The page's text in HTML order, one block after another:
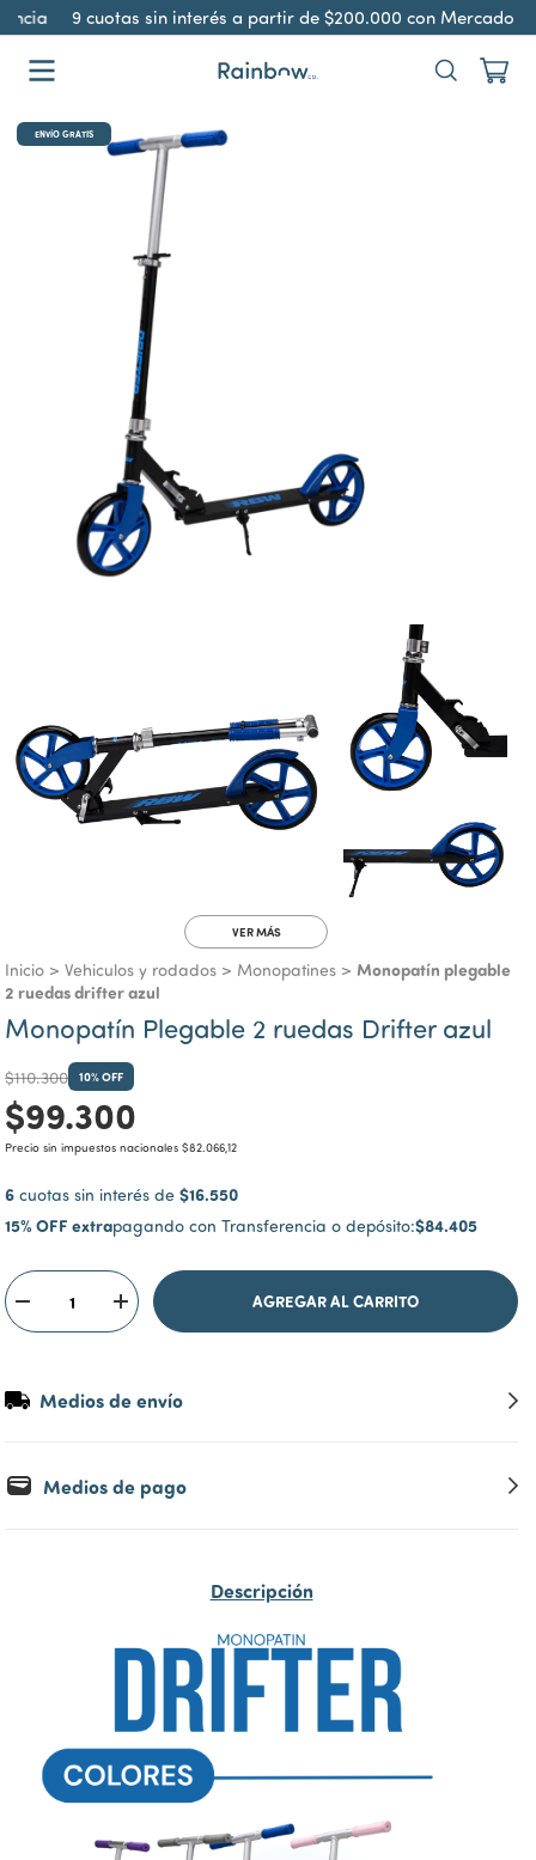
9 cuotas sin interés a partir de $200.000 con Mercado
ENVÍO GRATIS
VER MÁS
Inicio > Vehiculos y rodados > Monopatines > Monopatín plegable
2 ruedas drifter azul
Monopatín Plegable 2 ruedas Drifter azul
$110.300 10% OFF
$99.300
Precio sin impuestos nacionales $82.066,12
6 cuotas sin interés de $16.550
15% OFF extrapagando con Transferencia o depósito:$84.405
Medios de envío
Medios de pago
Descripción